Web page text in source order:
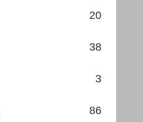
20
38
3
86